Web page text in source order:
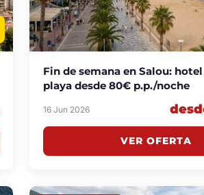
Fin de semana en Salou:
playa desde 80€ p.p./noche
16 Jun 2026
VER OFERTA